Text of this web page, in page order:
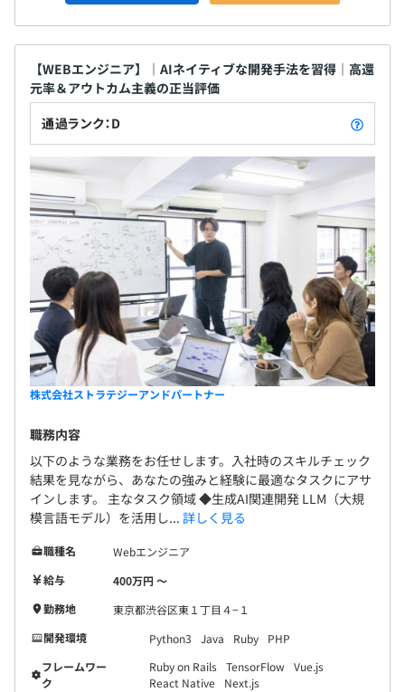
【WEBエンジニア】｜AIネイティブな開発手法を習得｜高還
元率＆アウトカム主義の正当評価
通過ランク：D
株式会社ストラテジーアンドパートナー
職務内容
以下のような業務をお任せします。入社時のスキルチェック
結果を見ながら、あなたの強みと経験に最適なタスクにアサ
インします。 主なタスク領域 ◆生成AI関連開発 LLM（大規
模言語モデル）を活用し... 詳しく見る
職種名
Webエンジニア
給与
400万円 〜
勤務地
東京都渋谷区東１丁目４−１
開発環境
Python3 Java Ruby
PHP
フレームワー
ク
Ruby on Rails TensorFlow Vue.js
React Native
Next.js